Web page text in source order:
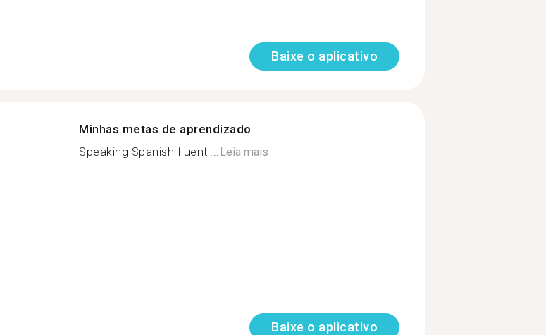
Baixe o aplicativo
Minhas metas de aprendizado
Speaking Spanish fluentl...Leia mais
Baixe o aplicativo